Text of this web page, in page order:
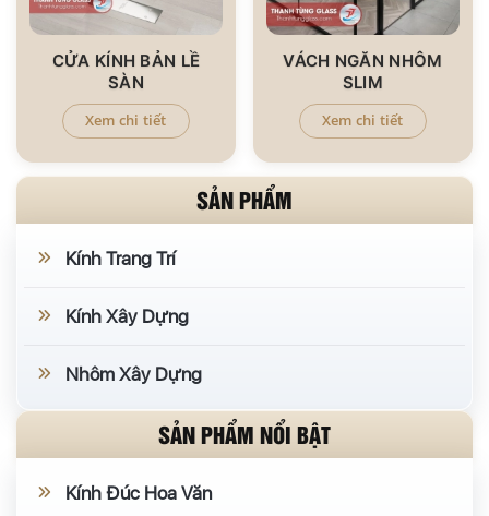
CỬA KÍNH BẢN LỀ
SÀN
Xem chi tiết
VÁCH NGĂN NHÔM
SLIM
Xem chi tiết
SẢN PHẨM
Kính Trang Trí
Kính Xây Dựng
Nhôm Xây Dựng
SẢN PHẨM NỔI BẬT
Kính Đúc Hoa Văn